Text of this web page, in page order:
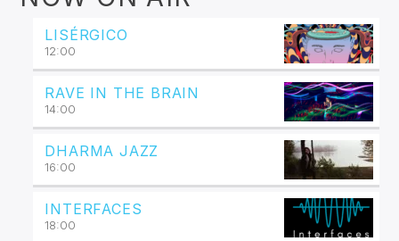
LISÉRGICO
12:00
RAVE IN THE BRAIN
14:00
DHARMA JAZZ
16:00
INTERFACES
18:00